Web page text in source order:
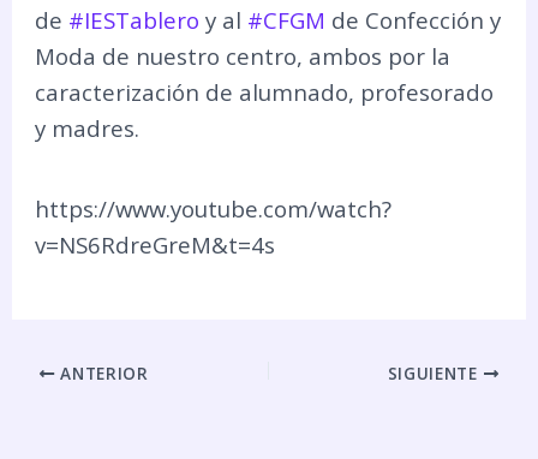
de #IESTablero y al #CFGM de Confección y
Moda de nuestro centro, ambos por la
caracterización de alumnado, profesorado
y madres.
https://www.youtube.com/watch?
v=NS6RdreGreM&t=4s
ANTERIOR SIGUIENTE